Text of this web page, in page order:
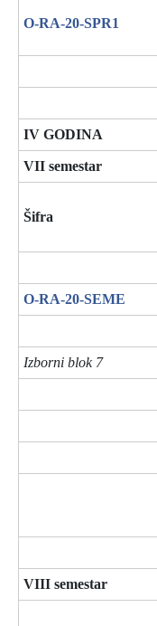
O-RA-20-SPR1
IV GODINA
VII semestar
Šifra
O-RA-20-SEME
Izborni blok 7
VIII semestar